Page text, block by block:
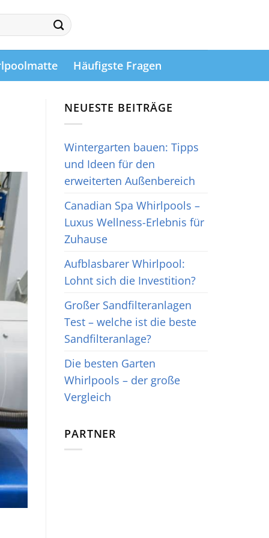
Häufigste Fragen
NEUESTE BEITRÄGE
Wintergarten bauen: Tipps
und Ideen für den
erweiterten Außenbereich
Canadian Spa Whirlpools –
Luxus Wellness-Erlebnis für
Zuhause
Aufblasbarer Whirlpool:
Lohnt sich die Investition?
Großer Sandfilteranlagen
Test – welche ist die beste
Sandfilteranlage?
Die besten Garten
Whirlpools – der große
Vergleich
PARTNER